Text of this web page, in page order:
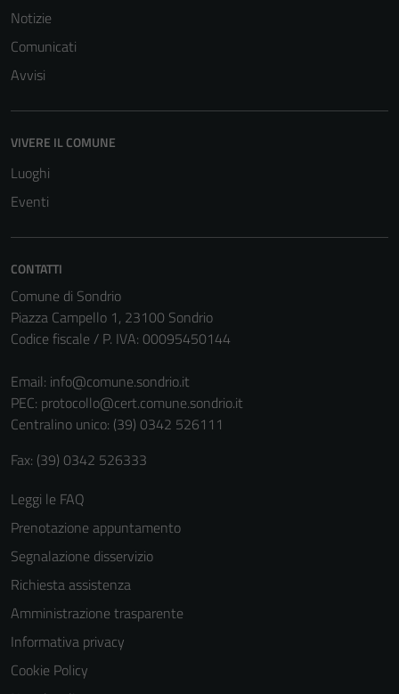
Notizie
Comunicati
Avvisi
VIVERE IL COMUNE
Luoghi
Eventi
CONTATTI
Comune di Sondrio
Piazza Campello 1, 23100 Sondrio
Codice fiscale / P. IVA: 00095450144
Email: info@comune.sondrio.it
PEC: protocollo@cert.comune.sondrio.it
Centralino unico: (39) 0342 526111
Fax: (39) 0342 526333
Leggi le FAQ
Prenotazione appuntamento
Segnalazione disservizio
Richiesta assistenza
Amministrazione trasparente
Informativa privacy
Cookie Policy
sono necessari
del sito e non